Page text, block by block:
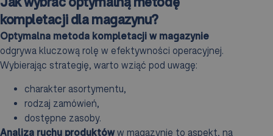
kompletacji dla magazynu?
Optymalna metoda kompletacji w magazynie
odgrywa kluczową rolę w efektywności operacyjnej.
Wybierając strategię, warto wziąć pod uwagę:
charakter asortymentu,
rodzaj zamówień,
dostępne zasoby.
Analiza ruchu produktóww magazynie to aspekt, na